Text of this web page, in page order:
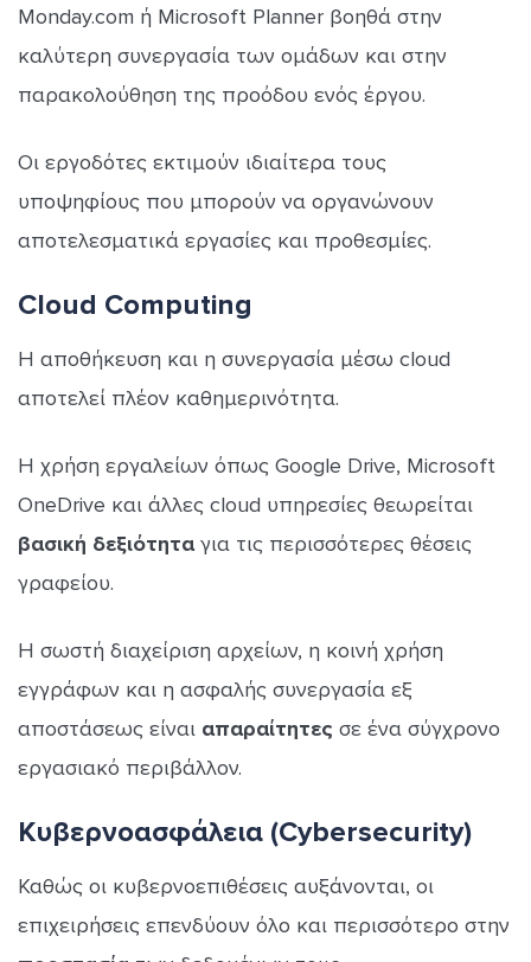
Monday.com ή Microsoft Planner βοηθά στην
καλύτερη συνεργασία των ομάδων και στην
παρακολούθηση της προόδου ενός έργου.
Οι εργοδότες εκτιμούν ιδιαίτερα τους
υποψηφίους που μπορούν να οργανώνουν
αποτελεσματικά εργασίες και προθεσμίες.
Cloud Computing
Η αποθήκευση και η συνεργασία μέσω cloud
αποτελεί πλέον καθημερινότητα.
Η χρήση εργαλείων όπως Google Drive, Microsoft
OneDrive και άλλες cloud υπηρεσίες θεωρείται
βασική δεξιότηταγια τις περισσότερες θέσεις
γραφείου.
Η σωστή διαχείριση αρχείων, η κοινή χρήση
εγγράφων και η ασφαλής συνεργασία εξ
αποστάσεως είναι απαραίτητες σε ένα σύγχρονο
εργασιακό περιβάλλον.
Κυβερνοασφάλεια (Cybersecurity)
Καθώς οι κυβερνοεπιθέσεις αυξάνονται, οι
επιχειρήσεις επενδύουν όλο και περισσότερο στην